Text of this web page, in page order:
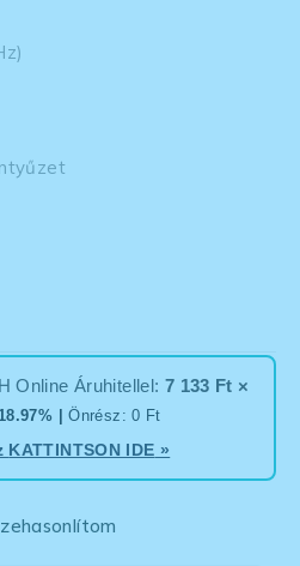
Online Áruhitellel: 7 133 Ft ×
|Önrész: 0 Ft
KATTINTSON IDE »